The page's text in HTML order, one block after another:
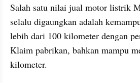
Salah satu nilai jual motor listrik
selalu digaungkan adalah
lebih dari 100 kilometer dengan
Klaim pabrikan, bahkan mampu
kilometer.